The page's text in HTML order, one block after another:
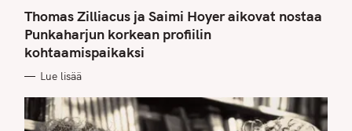
T
E
G
O
R
I
S
Thomas Zilliacus ja Saimi Hoyer aikovat nostaa
Punkaharjun korkean profiilin
kohtaamispaikaksi
Lue lisää